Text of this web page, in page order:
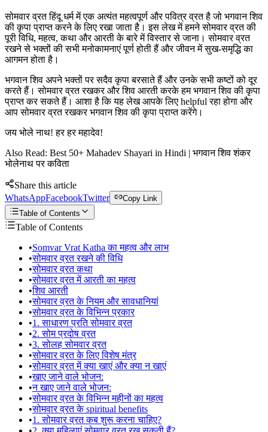
सोमवार व्रत हिंदू धर्म में एक अत्यंत महत्वपूर्ण और पवित्र व्रत है जो भगवान शिव
की कृपा प्राप्त करने के लिए रखा जाता है। इस लेख में हमने सोमवार व्रत की
पूरी विधि, महत्व, कथा और आरती के बारे में विस्तार से जाना। सोमवार व्रत
रखने से भक्तों की सभी मनोकामनाएं पूर्ण होती हैं और जीवन में सुख-समृद्धि का
आगमन होता है।
भगवान शिव अपने भक्तों पर सदैव कृपा बरसाते हैं और उनके सभी कष्टों को दूर
करते हैं। सोमवार व्रत रखकर और शिव आरती करके हम भगवान शिव की कृपा
प्राप्त कर सकते हैं। आशा है कि यह लेख आपके लिए helpful रहा होगा और
आप सोमवार व्रत रखकर भगवान शिव की कृपा प्राप्त करेंगे।
जय भोले नाथ! हर हर महादेव!
Also Read: Best 50+ Mahadev Shayari in Hindi | भगवान शिव शंकर
भोलेनाथ पर कविता
Share this article
WhatsAppFacebookTwitter
Copy Link
Table of Contents
Table of Contents
•Somvar Vrat Katha का महत्व और लाभ
•सोमवार व्रत रखने की विधि
•सोमवार व्रत कथा
•सोमवार व्रत में आरती का महत्व
•शिव आरती
•सोमवार व्रत के नियम और सावधानियां
•सोमवार व्रत के विभिन्न प्रकार
•1. साधारण प्रति सोमवार व्रत
•2. सोम प्रदोष व्रत
•3. सोलह सोमवार व्रत
•सोमवार व्रत के लिए विशेष मंत्र
•सोमवार व्रत में क्या खाएं और क्या न खाएं
•खाए जाने वाले भोजन:
•न खाए जाने वाले भोजन:
•सोमवार व्रत के विभिन्न महीनों का महत्व
•सोमवार व्रत के spiritual benefits
•1. सोमवार व्रत कब शुरू करना चाहिए?